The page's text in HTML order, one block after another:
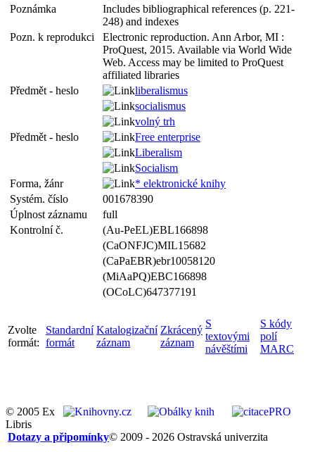
Poznámka
Includes bibliographical references (p. 221-
248) and indexes
Pozn. k reprodukci
Electronic reproduction. Ann Arbor, MI :
ProQuest, 2015. Available via World Wide
Web. Access may be limited to ProQuest
affiliated libraries
Předmět - heslo
liberalismus
socialismus
volný trh
Předmět - heslo
Free enterprise
Liberalism
Socialism
Forma, žánr
* elektronické knihy
Systém. číslo
001678390
Úplnost záznamu
full
Kontrolní č.
(Au-PeEL)EBL166898
(CaONFJC)MIL15682
(CaPaEBR)ebr10058120
(MiAaPQ)EBC166898
(OCoLC)647377191
Zvolte
formát:
Standardní
formát
Katalogizační
záznam
Zkrácený
záznam
S
textovými
návěštími
S kódy
polí
MARC
© 2005 Ex
Libris
© 2009 - 2026 Ostravská univerzita
Dotazy a připomínky